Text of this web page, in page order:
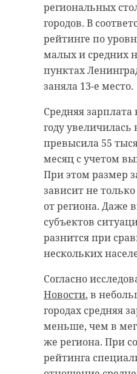
региональных
городов. В
рейтинге по
малых и средних
пунктах
заняла 13-е место.
Средняя зарплата
году увеличилась
превысила 55
месяц с учетом
При этом размер
зависит не
от региона. Даже
субъектов
разнится при
нескольких
Согласно
Новости, в
городах средняя
меньше, чем в
же региона. При
рейтинга